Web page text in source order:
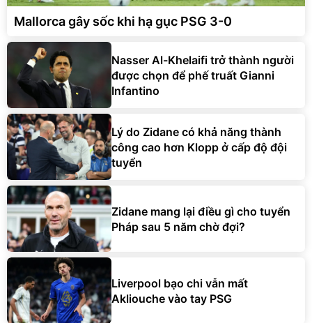
Mallorca gây sốc khi hạ gục PSG 3-0
Nasser Al-Khelaifi trở thành người
được chọn để phế truất Gianni
Infantino
Lý do Zidane có khả năng thành
công cao hơn Klopp ở cấp độ đội
tuyển
Zidane mang lại điều gì cho tuyển
Pháp sau 5 năm chờ đợi?
Liverpool bạo chi vẫn mất
Akliouche vào tay PSG